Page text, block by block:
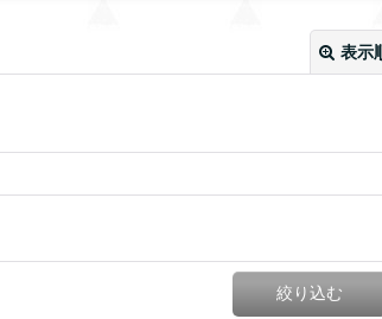
表示
絞り込む